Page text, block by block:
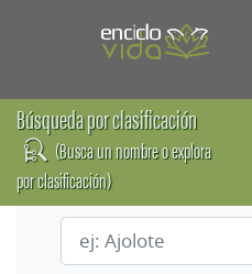
Búsqueda por clasificación
(Busca un nombre o explora
por clasificación)